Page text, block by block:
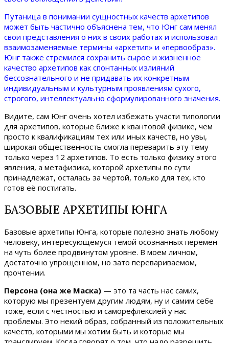
Путаница в понимании сущностных качеств архетипов
может быть частично объяснена тем, что Юнг сам менял
свои представления о них в своих работах и использовал
взаимозаменяемые термины «архетип» и «первообраз».
Юнг также стремился сохранить сырое и жизненное
качество архетипов как спонтанных излияний
бессознательного и не придавать их конкретным
индивидуальным и культурным проявлениям сухого,
строгого, интеллектуально сформулированного значения.
Видите, сам Юнг очень хотел избежать участи типологии
для архетипов, которые ближе к квантовой физике, чем
просто к квалификациям тех или иных качеств, но увы,
широкая общественность смогла переварить эту тему
только через 12 архетипов. То есть только физику этого
явления, а метафизика, которой архетипы по сути
принадлежат, осталась за чертой, только для тех, кто
готов её постигать.
БАЗОВЫЕ АРХЕТИПЫ ЮНГА
Базовые архетипы Юнга, которые полезно знать любому
человеку, интересующемуся темой осознанных перемен
на чуть более продвинутом уровне. В моем личном,
достаточно упрощенном, но зато перевариваемом,
прочтении.
Персона (она же Маска) — это та часть нас самих,
которую мы презентуем другим людям, ну и самим себе
тоже, если с честностью и саморефлексией у нас
проблемы. Это некий образ, собранный из положительных
качеств, которыми мы хотим быть и которые мы